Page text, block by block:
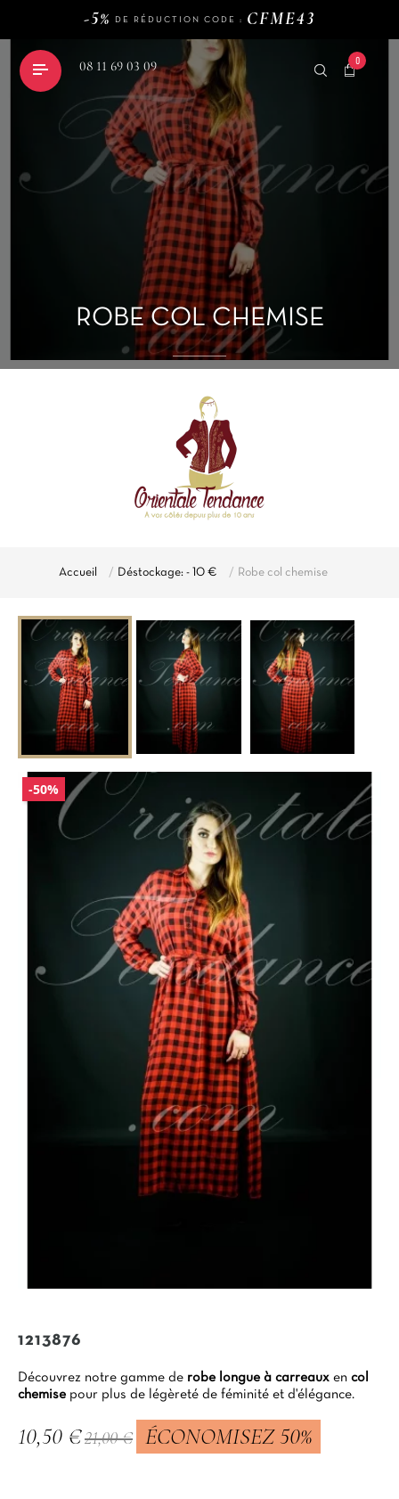
-5% DE RÉDUCTION CODE : CFME43
LIVRAISON GRATUITE DÈS120€
-5% DE RÉDUCTION CODE :
08 11 69 03 09 shopping_cart
0
ROBE COL CHEMISE
Accueil Déstockage: - 10 € Robe col chemise
-50%
1213876
Découvrez notre gamme de robe longue à carreaux en col
chemise pour plus de légèreté de féminité et d'élégance.
10,50 €21,00 € ÉCONOMISEZ 50%